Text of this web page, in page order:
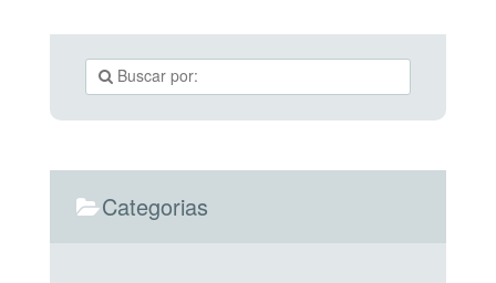
Categorias